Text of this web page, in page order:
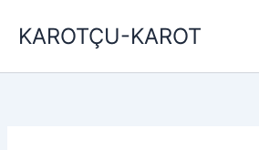
atlaKAROTÇU-KAROT